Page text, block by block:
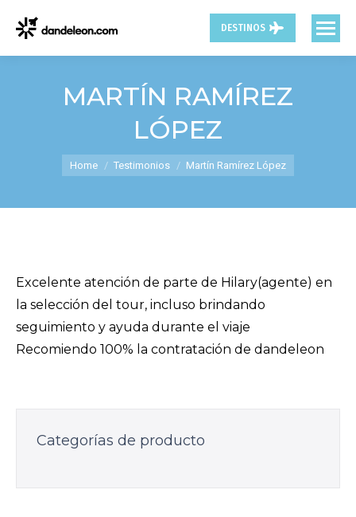
DESTINOS
MARTÍN RAMÍREZ
LÓPEZ
You are here:
Home Testimonios Martín Ramírez López
Excelente atención de parte de Hilary(agente) en
la selección del tour, incluso brindando
seguimiento y ayuda durante el viaje
Recomiendo 100% la contratación de dandeleon
Categorías de producto